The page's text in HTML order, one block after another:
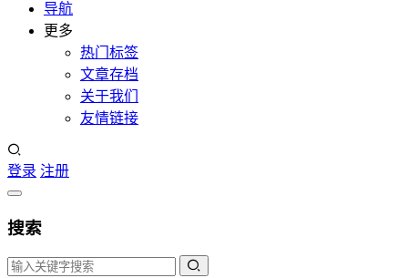
导航
更多
热门标签
文章存档
关于我们
友情链接
登录 注册
搜索